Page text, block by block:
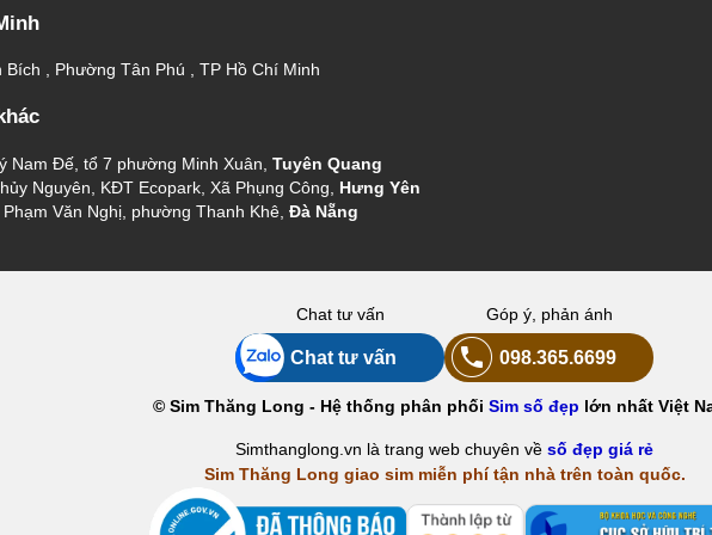
Bích , Phường Tân Phú , TP Hồ Chí Minh
Nam Đế, tổ 7 phường Minh Xuân, Tuyên Quang
Nguyên, KĐT Ecopark, Xã Phụng Công, Hưng Yên
Văn Nghị, phường Thanh Khê, Đà Nẵng
Chat tư vấn
Chat tư vấn
Góp ý, phản ánh
098.365.6699
© Sim Thăng Long - Hệ thống phân phối Sim số đẹp lớn nhất Việt
Simthanglong.vn là trang web chuyên về số đẹp giá rẻ
Sim Thăng Long giao sim miễn phí tận nhà trên toàn quốc.